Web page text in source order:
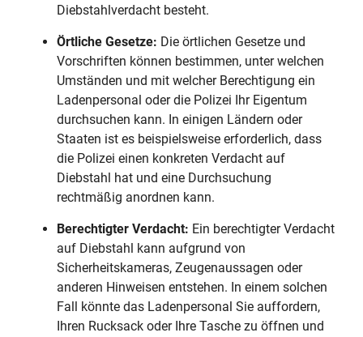
Diebstahlverdacht besteht.
Örtliche Gesetze: Die örtlichen Gesetze und
Vorschriften können bestimmen, unter welchen
Umständen und mit welcher Berechtigung ein
Ladenpersonal oder die Polizei Ihr Eigentum
durchsuchen kann. In einigen Ländern oder
Staaten ist es beispielsweise erforderlich, dass
die Polizei einen konkreten Verdacht auf
Diebstahl hat und eine Durchsuchung
rechtmäßig anordnen kann.
Berechtigter Verdacht: Ein berechtigter Verdacht
auf Diebstahl kann aufgrund von
Sicherheitskameras, Zeugenaussagen oder
anderen Hinweisen entstehen. In einem solchen
Fall könnte das Ladenpersonal Sie auffordern,
Ihren Rucksack oder Ihre Tasche zu öffnen und